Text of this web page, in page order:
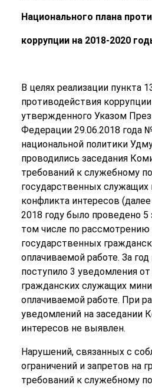
Национального плана
коррупции на 2018-2020
В целях реализации пункта
противодействия
утвержденного Указом
Федерации 29.06.2018 года
национальной политики
проводились заседания
требований к служебному
государственных служащих
конфликта интересов
2018 году было проведено
том числе по
государственных
оплачиваемой работе. За
поступило 3 уведомления
гражданских служащих
оплачиваемой работе. При
уведомлений на заседании
интересов не выявлен.
Нарушений, связанных с
ограничений и запретов на
требований к служебному